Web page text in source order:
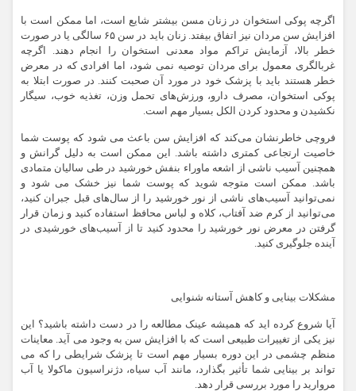
اگرچه پوکی استخوان در زنان مسن بیشتر شایع است، اما ممکن است با
افزایش سن مردان نیز اتفاق بیفتد. زنان باید در سن ۶۵ سالگی یا در صورت
خطر بالا، آزمایش تراکم مواد معدنی استخوان را انجام دهند. اگرچه
غربالگری معمول برای مردان توصیه نمی شود، اما افرادی که در معرض
خطر هستند باید با پزشک خود در مورد آن صحبت کنند. در صورت ابتلا به
پوکی استخوان، مصرف دارو، ورزش‌های تحمل وزن، تغذیه خوب، سیگار
نکشیدن و محدود کردن الکل بسیار مهم است.
فروچی خاطرنشان می‌کند که افزایش سن باعث می شود که پوست شما
خاصیت ارتجاعی کمتری داشته باشد. این ممکن است به دلیل گرانش و
همچنین آسیب ناشی از اشعه ماوراء بنفش خورشید در طی سالیان متمادی
باشد. ممکن است متوجه شوید که پوست شما نیز خشک می شود و
نمی‌توانید آسیب‌های ناشی از نور خورشید را از سال‌های قبل جبران کنید،
می‌توانید از کرم ضد آفتاب، کلاه و لباس محافظ استفاده کنید و زمان قرار
گرفتن در معرض نور خورشید را محدود کنید تا از آسیب‌های خورشیدی در
آینده جلوگیری کنید.
مشکلات بینایی و کاهش آستانه شنوایی
آیا شروع کرده اید که همیشه عینک مطالعه را در دست داشته باشید؟ این
نیز یکی از تغییرات طبیعی است که با افزایش سن به وجود می آید. معاینات
منظم چشمی در این دوره بسیار مهم است تا پزشک شرایطی را که می
تواند بر بینایی شما تأثیر بگذارد، مانند آب سیاه، دژنراسیون ماکولا یا آب
مروارید را مورد بررسی قرار دهد.